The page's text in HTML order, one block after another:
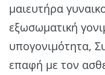
μαιευτήρα
εξωσωματική
υπογονιμότητα,
επαφή με τον